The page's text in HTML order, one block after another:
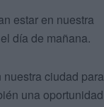
estar en nuestra
día de mañana.
ciudad para
una oportunidad